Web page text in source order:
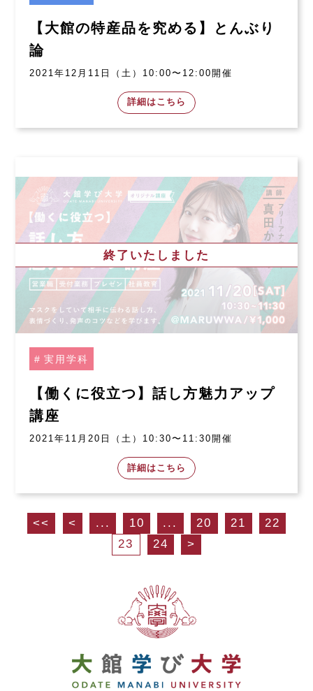
【大館の特産品を究める】とんぶり
論
2021年12月11日（土）10:00〜12:00開催
詳細はこちら
終了いたしました
実用学科
【働くに役立つ】話し方魅力アップ
講座
2021年11月20日（土）10:30〜11:30開催
詳細はこちら
<< < ... 10 ... 20 21
22
23
24 >